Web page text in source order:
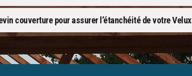
couverture pour assurer l’étanchéité de votre Velux